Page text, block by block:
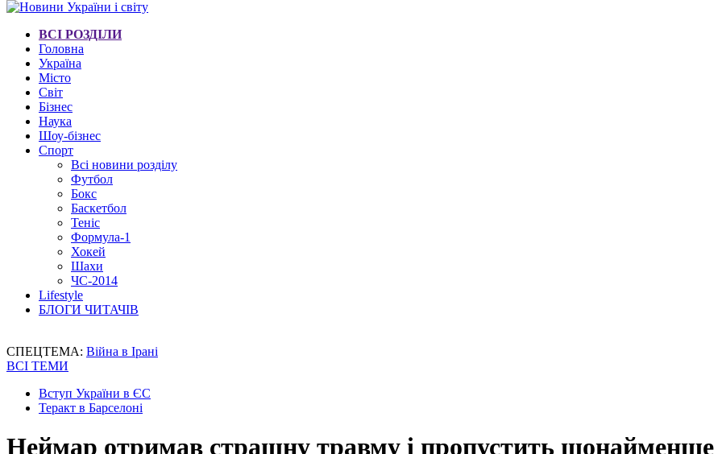
ВСІ РОЗДІЛИ
Головна
Україна
Місто
Світ
Бізнес
Наука
Шоу-бізнес
Спорт
Всі новини розділу
Футбол
Бокс
Баскетбол
Теніс
Формула-1
Хокей
Шахи
ЧС-2014
Lifestyle
БЛОГИ ЧИТАЧІВ
СПЕЦТЕМА: Війна в Ірані
ВСІ ТЕМИ
Вступ України в ЄС
Теракт в Барселоні
Неймар отримав страшну травму і пропустить щонайменше